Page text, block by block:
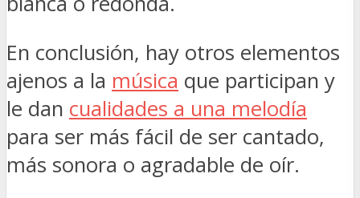
En conclusión, hay otros elementos
ajenos a la música que participan y
le dan cualidades a una melodía
para ser más fácil de ser cantado,
más sonora o agradable de oír.